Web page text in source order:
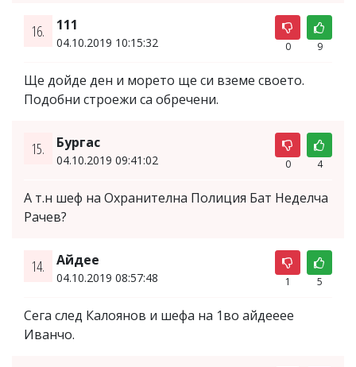
16. 111
04.10.2019 10:15:32 0 9
Ще дойде ден и морето ще си вземе своето.
Подобни строежи са обречени.
15. Бургас
04.10.2019 09:41:02 0 4
А т.н шеф на Охранителна Полиция Бат Неделча
Рачев?
14. Айдее
04.10.2019 08:57:48 1 5
Сега след Калоянов и шефа на 1во айдееее
Иванчо.